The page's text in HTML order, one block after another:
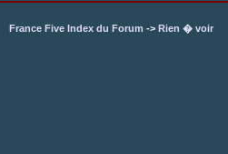
France Five Index du Forum -> Rien � voir